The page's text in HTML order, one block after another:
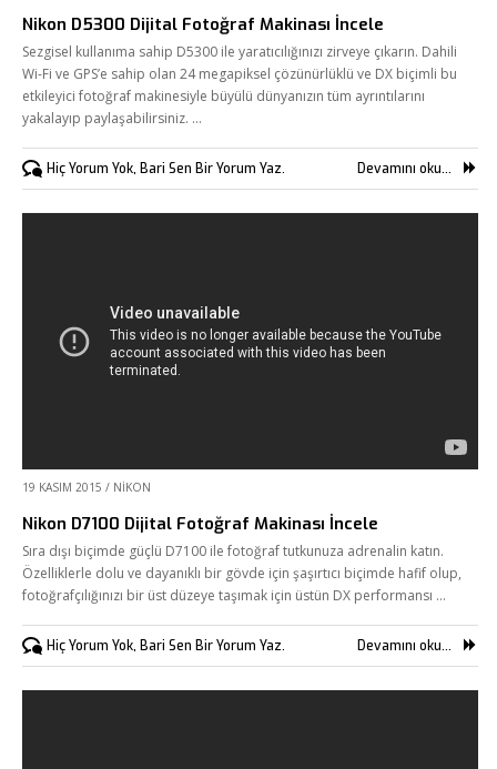
Nikon D5300 Dijital Fotoğraf Makinası İncele
Sezgisel kullanıma sahip D5300 ile yaratıcılığınızı zirveye çıkarın. Dahili
Wi-Fi ve GPS’e sahip olan 24 megapiksel çözünürlüklü ve DX biçimli bu
etkileyici fotoğraf makinesiyle büyülü dünyanızın tüm ayrıntılarını
yakalayıp paylaşabilirsiniz. …
Hiç Yorum Yok, Bari Sen Bir Yorum Yaz. Devamını oku...
19 KASIM 2015 / NIKON
Nikon D7100 Dijital Fotoğraf Makinası İncele
Sıra dışı biçimde güçlü D7100 ile fotoğraf tutkunuza adrenalin katın.
Özelliklerle dolu ve dayanıklı bir gövde için şaşırtıcı biçimde hafif olup,
fotoğrafçılığınızı bir üst düzeye taşımak için üstün DX performansı …
Hiç Yorum Yok, Bari Sen Bir Yorum Yaz. Devamını oku...